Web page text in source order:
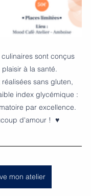
culinaires sont conçus
à la santé.
sans gluten,
index glycémique :
par excellence.
d'amour !  ♥
mon atelier